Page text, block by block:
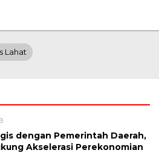
Lahat
dengan Pemerintah Daerah,
Akselerasi Perekonomian